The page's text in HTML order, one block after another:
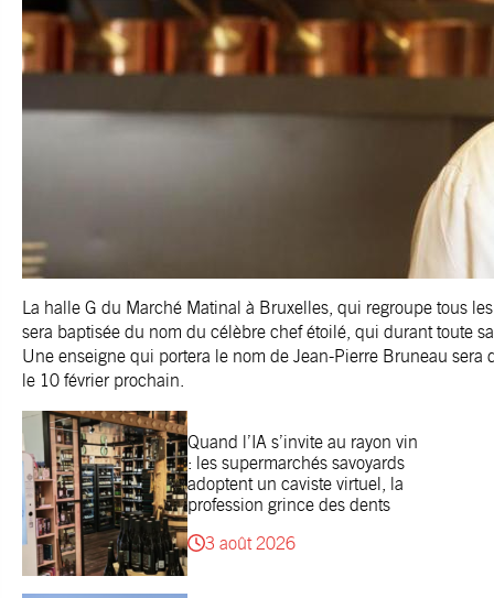
La halle G du Marché Matinal à Bruxelles, qui regroupe tous
sera baptisée du nom du célèbre chef étoilé, qui durant toute
Une enseigne qui portera le nom de Jean-Pierre Bruneau
le 10 février prochain.
Quand l’IA s’invite au rayon vin
: les supermarchés savoyards
adoptent un caviste virtuel, la
profession grince des dents
3 août 2026